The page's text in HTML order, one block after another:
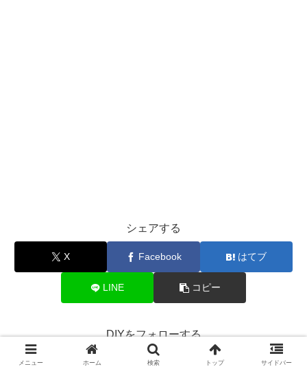
シェアする
X Facebook はてブ
LINE コピー
DIYをフォローする
メニュー ホーム 検索 トップ サイドバー